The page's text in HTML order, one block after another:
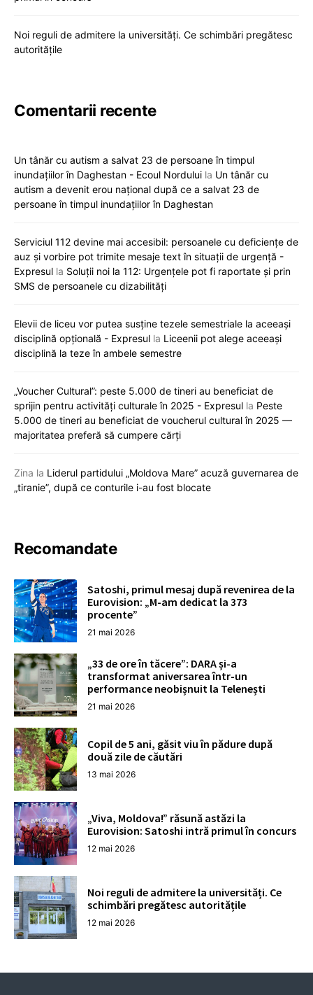
Noi reguli de admitere la universități. Ce schimbări pregătesc
autoritățile
Comentarii recente
Un tânăr cu autism a salvat 23 de persoane în timpul
inundațiilor în Daghestan - Ecoul Nordului la Un tânăr cu
autism a devenit erou național după ce a salvat 23 de
persoane în timpul inundațiilor în Daghestan
Serviciul 112 devine mai accesibil: persoanele cu deficiențe de
auz și vorbire pot trimite mesaje text în situații de urgență -
Expresul la Soluții noi la 112: Urgențele pot fi raportate și prin
SMS de persoanele cu dizabilități
Elevii de liceu vor putea susține tezele semestriale la aceeași
disciplină opțională - Expresul la Liceenii pot alege aceeași
disciplină la teze în ambele semestre
„Voucher Cultural”: peste 5.000 de tineri au beneficiat de
sprijin pentru activități culturale în 2025 - Expresul la Peste
5.000 de tineri au beneficiat de voucherul cultural în 2025 —
majoritatea preferă să cumpere cărți
Zina la Liderul partidului „Moldova Mare” acuză guvernarea de
„tiranie”, după ce conturile i-au fost blocate
Recomandate
Satoshi, primul mesaj după revenirea de la
Eurovision: „M-am dedicat la 373
procente”
21 mai 2026
„33 de ore în tăcere”: DARA și-a
transformat aniversarea într-un
performance neobișnuit la Telenești
21 mai 2026
Copil de 5 ani, găsit viu în pădure după
două zile de căutări
13 mai 2026
„Viva, Moldova!” răsună astăzi la
Eurovision: Satoshi intră primul în concurs
12 mai 2026
Noi reguli de admitere la universități. Ce
schimbări pregătesc autoritățile
12 mai 2026